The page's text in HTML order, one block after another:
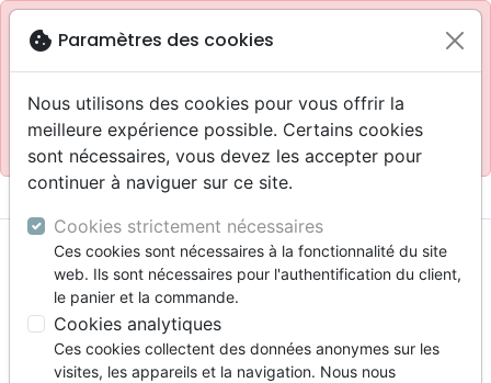
blockSite réservé aux professionnels
Accès pour les professionnels : Se connecter
Site pour le grand public : La Maison de la Bible
menu
cookie Paramètres des cookies
Nous utilisons des cookies pour vous offrir la
meilleure expérience possible. Certains cookies
sont nécessaires, vous devez les accepter pour
continuer à naviguer sur ce site.
Cookies strictement nécessaires
Ces cookies sont nécessaires à la fonctionnalité du site
web. Ils sont nécessaires pour l'authentification du client,
le panier et la commande.
Cookies analytiques
Ces cookies collectent des données anonymes sur les
visites, les appareils et la navigation. Nous nous